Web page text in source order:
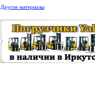
Другие материалы